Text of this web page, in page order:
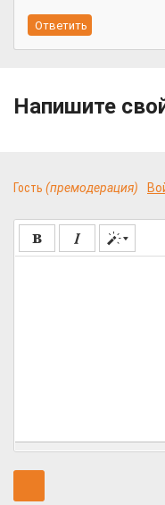
Напишите
Гость (премодерация)